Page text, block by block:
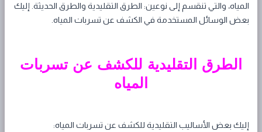
المياه، والتي تنقسم إلى نوعين: الطرق التقليدية والطرق الحديثة. إليك
بعض الوسائل المستخدمة في الكشف عن تسربات المياه.
الطرق التقليدية للكشف عن تسربات
المياه
إليك بعض الأساليب التقليدية للكشف عن تسربات المياه: